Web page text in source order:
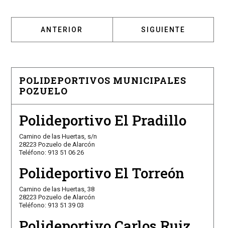
ARTÍCULO ANTERIOR: EL GIMNASIO DEL
ANTERIOR ARTÍCULO
SIGUIENTE
POLIDEPORTIVOS MUNICIPALES
POZUELO
Polideportivo El Pradillo
Camino de las Huertas, s/n
28223 Pozuelo de Alarcón
Teléfono: 913 51 06 26
Polideportivo El Torreón
Camino de las Huertas, 38
28223 Pozuelo de Alarcón
Teléfono: 913 51 39 03